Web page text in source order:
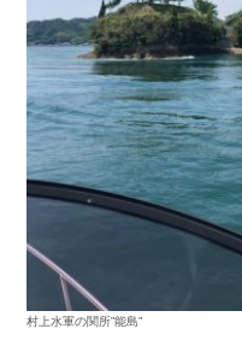
村上水軍の関所”能島”